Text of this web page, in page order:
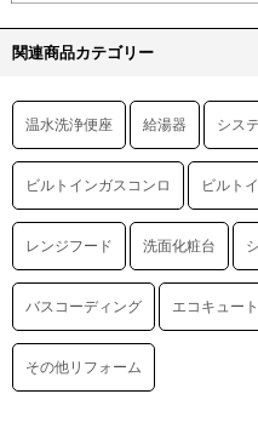
関連商品カテゴリー
温水洗浄便座 給湯器 シス
ビルトインガスコンロ ビルト
レンジフード 洗面化粧台
バスコーディング エコキュート
その他リフォーム